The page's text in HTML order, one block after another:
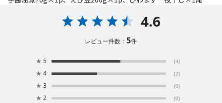
4.6
レビュー件数：5件
★ 5 (3)
★ 4 (2)
★ 3 (0)
★ 2 (0)